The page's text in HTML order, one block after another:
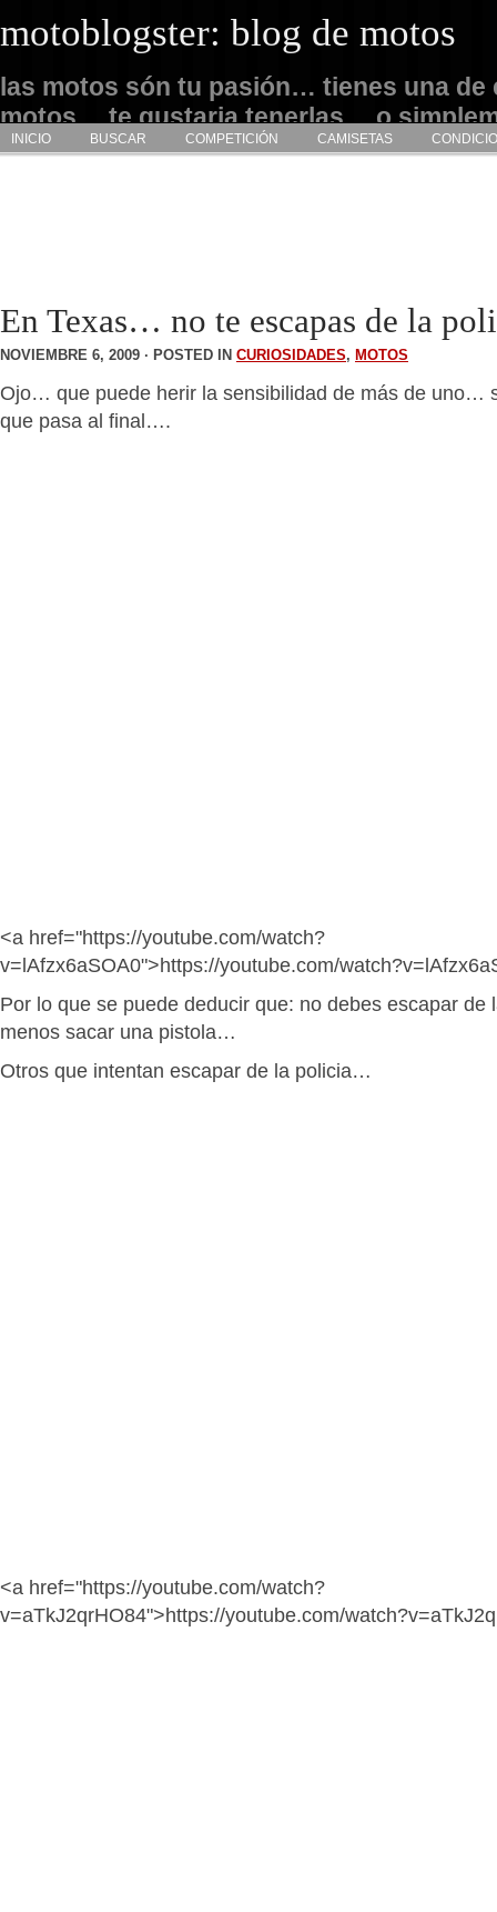
motoblogster: blog de motos
las motos són tu pasión… tienes una de
motos… te gustaria tenerlas… o
admirarlas… este es tu sitio
INICIO BUSCAR COMPETICIÓN CAMISETAS
En Texas… no te escapas de la
NOVIEMBRE 6, 2009 · POSTED IN CURIOSIDADES, MOTOS
Ojo… que puede herir la sensibilidad de más de uno…
que pasa al final….
<a href="https://youtube.com/watch?
v=lAfzx6aSOA0">https://youtube.com/
Por lo que se puede deducir que: no debes escapar
menos sacar una pistola…
Otros que intentan escapar de la policia…
<a href="https://youtube.com/watch?
v=aTkJ2qrHO84">https://youtube.com/